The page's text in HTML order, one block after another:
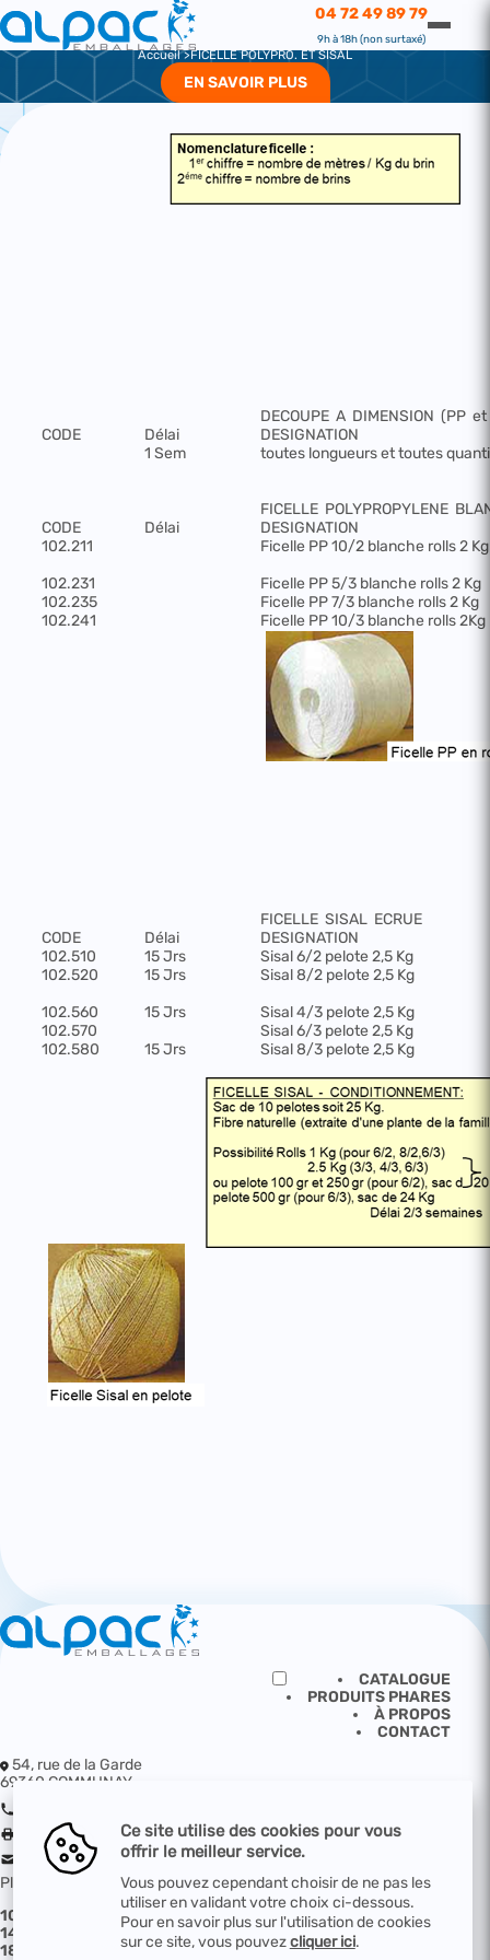
04 72 49 89 79
9h à 18h (non surtaxé)
FICELLE POLYPRO. ET SISAL
FICELLE POLYPRO. ET SISAL
Accueil FICELLE POLYPRO. ET SISAL
EN SAVOIR PLUS
DECOUPE A DIMENSION (PP et
CODE
Délai
DESIGNATION
1 Sem
toutes longueurs et toutes
FICELLE POLYPROPYLENE
CODE
Délai
DESIGNATION
102.211
Ficelle PP 10/2 blanche rolls 2 Kg
102.231
Ficelle PP 5/3 blanche rolls 2 Kg
102.235
Ficelle PP 7/3 blanche rolls 2 Kg
102.241
Ficelle PP 10/3 blanche rolls 2Kg
FICELLE SISAL ECRUE
CODE
Délai
DESIGNATION
102.510
15 Jrs
Sisal 6/2 pelote 2,5 Kg
102.520
15 Jrs
Sisal 8/2 pelote 2,5 Kg
102.560
15 Jrs
Sisal 4/3 pelote 2,5 Kg
102.570
Sisal 6/3 pelote 2,5 Kg
102.580
15 Jrs Sisal 8/3 pelote 2,5 Kg
Ce site utilise des cookies pour vous
offrir le meilleur service.
Vous pouvez cependant choisir de ne pas les
utiliser en validant votre choix ci-dessous.
Pour en savoir plus sur l'utilisation de cookies
sur ce site, vous pouvezcliquer ici.
CATALOGUE
PRODUITS PHARES
À PROPOS
CONTACT
54, rue de la Garde
69360 COMMUNAY
04 72 49 89 71
contact@alpac.fr
Plan d'accès
10 - PRODUITS FILÉS 12 - ADHESIF & ASSEMBLAGE
14 - CALAGE / PROTECTION16 - CONTENANTS
18 - MARQUAGE 20 - MATERIELS ET EQUIPEMENTS